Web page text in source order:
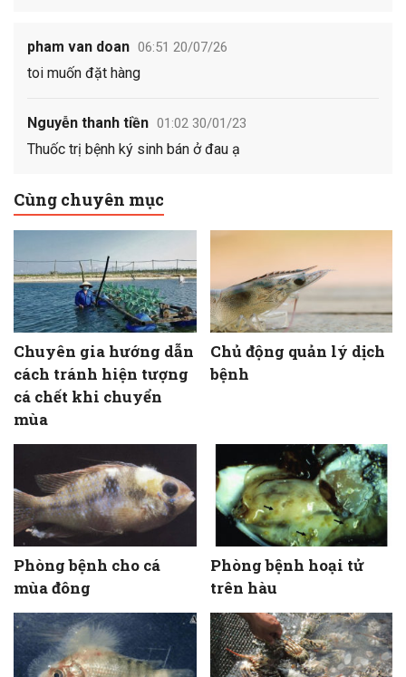
pham van doan 06:51 20/07/26
toi muốn đặt hàng
Nguyễn thanh tiền 01:02 30/01/23
Thuốc trị bệnh ký sinh bán ở đau ạ
Cùng chuyên mục
Chuyên gia hướng dẫn
cách tránh hiện tượng
cá chết khi chuyển
mùa
Chủ động quản lý dịch
bệnh
Phòng bệnh cho cá
mùa đông
Phòng bệnh hoại tử
trên hàu